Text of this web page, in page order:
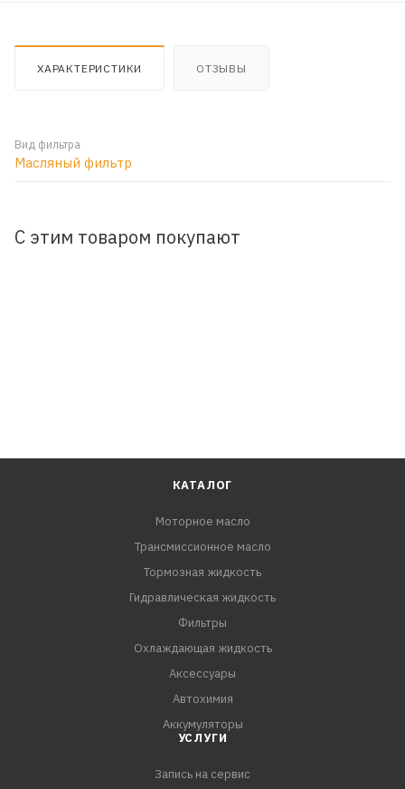
ХАРАКТЕРИСТИКИ ОТЗЫВЫ
Вид фильтра
Масляный фильтр
С этим товаром покупают
КАТАЛОГ
Моторное масло
Трансмиссионное масло
Тормозная жидкость
Гидравлическая жидкость
Фильтры
Охлаждающая жидкость
Аксессуары
Автохимия
Аккумуляторы
УСЛУГИ
Запись на сервис